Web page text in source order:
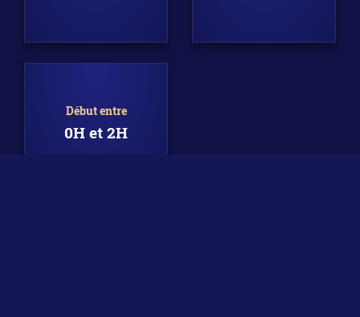
Début entre
0H et 2H